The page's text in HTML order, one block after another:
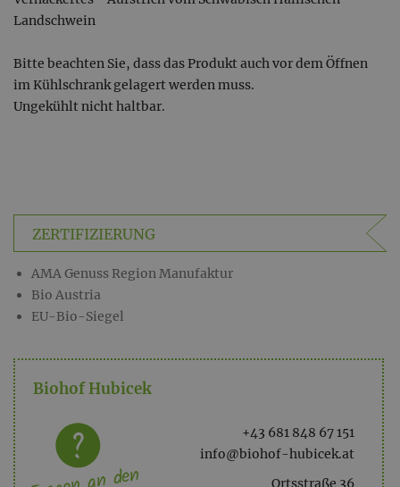
Landschwein
Bitte beachten Sie, dass das Produkt auch vor dem Öffnen
im Kühlschrank gelagert werden muss.
Ungekühlt nicht haltbar.
ZERTIFIZIERUNG
AMA Genuss Region Manufaktur
Bio Austria
EU-Bio-Siegel
Biohof Hubicek
+43 681 848 67 151
info@biohof-hubicek.at
Ortsstraße 36